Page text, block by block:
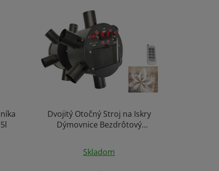
Dvojitý Otočný Stroj na Iskry
Dýmovnice Bezdrôtový
Efektom Prskaviek 360° Rotácia
Skladom